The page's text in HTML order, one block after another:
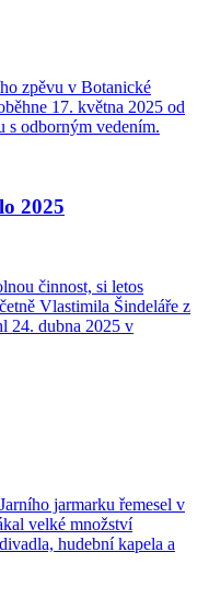
zpěvu v Botanické
17. května 2025 od
s odborným vedením.
2025
činnost, si letos
Vlastimila Šindeláře z
24. dubna 2025 v
jarmarku řemesel v
velké množství
hudební kapela a